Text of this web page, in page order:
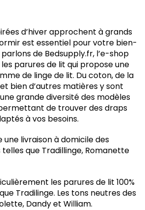
d’hiver approchent à grands
est essentiel pour votre bien-
de Bedsupply.fr, l’e-shop
parures de lit qui propose une
de linge de lit. Du coton, de la
bien d’autres matières y sont
grande diversité des modèles
de trouver des draps
à vos besoins.
une livraison à domicile des
que Tradillinge, Romanette
les parures de lit 100%
Tradilinge. Les tons neutres des
Dandy et William.